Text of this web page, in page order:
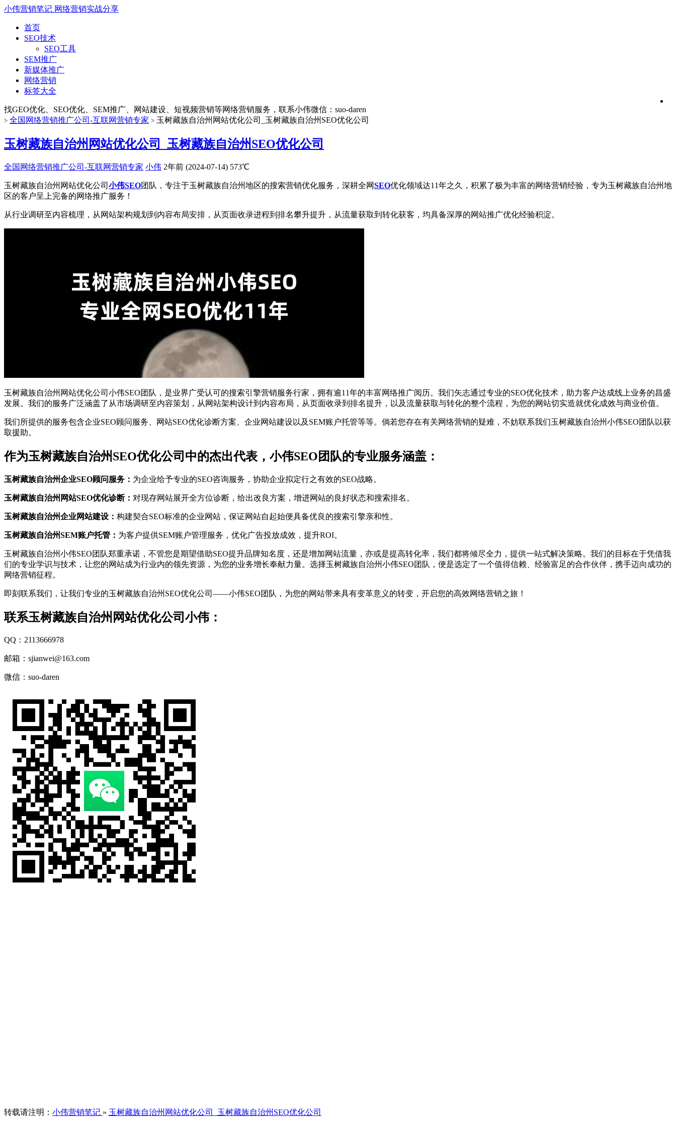
小伟营销笔记 网络营销实战分享
首页
SEO技术
SEO工具
SEM推广
新媒体推广
网络营销
标签大全
找GEO优化、SEO优化、SEM推广、网站建设、短视频营销等网络营销服务，联系小伟微信：suo-daren
> 全国网络营销推广公司-互联网营销专家 > 玉树藏族自治州网站优化公司_玉树藏族自治州SEO优化公司
玉树藏族自治州网站优化公司_玉树藏族自治州SEO优化公司
全国网络营销推广公司-互联网营销专家 小伟 2年前 (2024-07-14) 573℃
玉树藏族自治州网站优化公司 小伟SEO团队，专注于玉树藏族自治州地区的搜索营销优化服务，深耕全网SEO优化领域达11年之久，积累了极为丰富的网络营销经验，专为玉树藏族自治州地
区的客户呈上完备的网络推广服务！
从行业调研至内容梳理，从网站架构规划到内容布局安排，从页面收录进程到排名攀升提升，从流量获取到转化获客，均具备深厚的网站推广优化经验积淀。
玉树藏族自治州网站优化公司小伟SEO团队，是业界广受认可的搜索引擎营销服务行家，拥有逾11年的丰富网络推广阅历。我们矢志通过专业的SEO优化技术，助力客户达成线上业务的昌盛
发展。我们的服务广泛涵盖了从市场调研至内容策划，从网站架构设计到内容布局，从页面收录到排名提升，以及流量获取与转化的整个流程，为您的网站切实造就优化成效与商业价值。
我们所提供的服务包含企业SEO顾问服务、网站SEO优化诊断方案、企业网站建设以及SEM账户托管等等。倘若您存在有关网络营销的疑难，不妨联系我们玉树藏族自治州小伟SEO团队以获
取援助。
作为玉树藏族自治州SEO优化公司中的杰出代表，小伟SEO团队的专业服务涵盖：
玉树藏族自治州企业SEO顾问服务： 为企业给予专业的SEO咨询服务，协助企业拟定行之有效的SEO战略。
玉树藏族自治州网站SEO优化诊断： 对现存网站展开全方位诊断，给出改良方案，增进网站的良好状态和搜索排名。
玉树藏族自治州企业网站建设： 构建契合SEO标准的企业网站，保证网站自起始便具备优良的搜索引擎亲和性。
玉树藏族自治州SEM账户托管： 为客户提供SEM账户管理服务，优化广告投放成效，提升ROI。
玉树藏族自治州小伟SEO团队郑重承诺，不管您是期望借助SEO提升品牌知名度，还是增加网站流量，亦或是提高转化率，我们都将倾尽全力，提供一站式解决策略。我们的目标在于凭借我
们的专业学识与技术，让您的网站成为行业内的领先资源，为您的业务增长奉献力量。选择玉树藏族自治州小伟SEO团队，便是选定了一个值得信赖、经验富足的合作伙伴，携手迈向成功的
网络营销征程。
即刻联系我们，让我们专业的玉树藏族自治州SEO优化公司——小伟SEO团队，为您的网站带来具有变革意义的转变，开启您的高效网络营销之旅！
联系玉树藏族自治州网站优化公司小伟：
QQ：2113666978
邮箱：sjianwei@163.com
微信：suo-daren
转载请注明： 小伟营销笔记 » 玉树藏族自治州网站优化公司_玉树藏族自治州SEO优化公司